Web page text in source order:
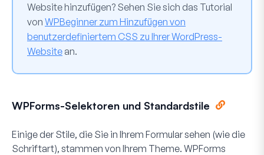
Website hinzufügen? Sehen Sie sich das Tutorial
von WPBeginner zum Hinzufügen von
benutzerdefiniertem CSS zu Ihrer WordPress-
Website an.
WPForms-Selektoren und Standardstile
Einige der Stile, die Sie in Ihrem Formular sehen (wie die
Schriftart), stammen von Ihrem Theme. WPForms